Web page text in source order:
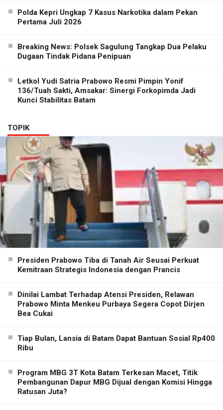
Polda Kepri Ungkap 7 Kasus Narkotika dalam Pekan
Pertama Juli 2026
Breaking News: Polsek Sagulung Tangkap Dua Pelaku
Dugaan Tindak Pidana Penipuan
Letkol Yudi Satria Prabowo Resmi Pimpin Yonif
136/Tuah Sakti, Amsakar: Sinergi Forkopimda Jadi
Kunci Stabilitas Batam
TOPIK
Presiden Prabowo Tiba di Tanah Air Seusai Perkuat
Kemitraan Strategis Indonesia dengan Prancis
Dinilai Lambat Terhadap Atensi Presiden, Relawan
Prabowo Minta Menkeu Purbaya Segera Copot Dirjen
Bea Cukai
Tiap Bulan, Lansia di Batam Dapat Bantuan Sosial Rp400
Ribu
Program MBG 3T Kota Batam Terkesan Macet, Titik
Pembangunan Dapur MBG Dijual dengan Komisi Hingga
Ratusan Juta?